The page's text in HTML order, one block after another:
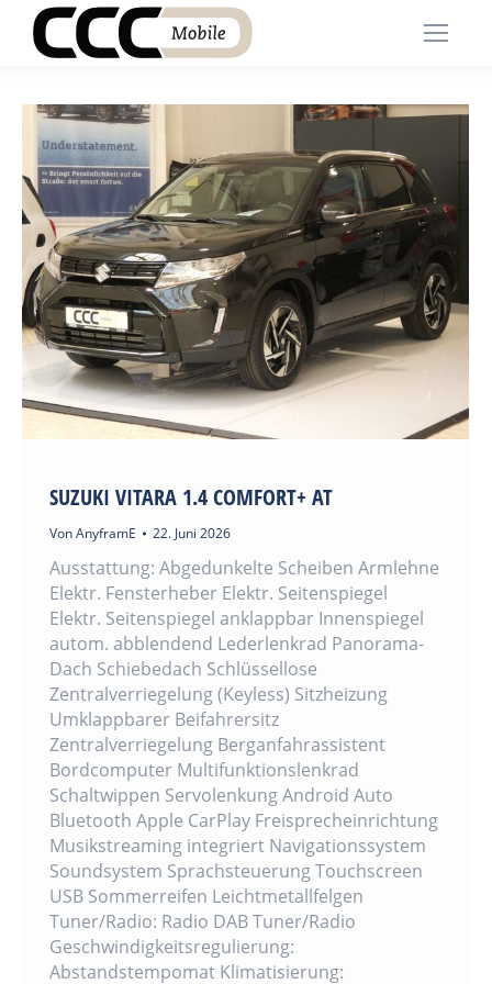
SUZUKI VITARA 1.4 COMFORT+ AT
VonAnyframE 22. Juni 2026
Ausstattung: Abgedunkelte Scheiben Armlehne
Elektr. Fensterheber Elektr. Seitenspiegel
Elektr. Seitenspiegel anklappbar Innenspiegel
autom. abblendend Lederlenkrad Panorama-
Dach Schiebedach Schlüssellose
Zentralverriegelung (Keyless) Sitzheizung
Umklappbarer Beifahrersitz
Zentralverriegelung Berganfahrassistent
Bordcomputer Multifunktionslenkrad
Schaltwippen Servolenkung Android Auto
Bluetooth Apple CarPlay Freisprecheinrichtung
Musikstreaming integriert Navigationssystem
Soundsystem Sprachsteuerung Touchscreen
USB Sommerreifen Leichtmetallfelgen
Tuner/Radio: Radio DAB Tuner/Radio
Geschwindigkeitsregulierung:
Abstandstempomat Klimatisierung: